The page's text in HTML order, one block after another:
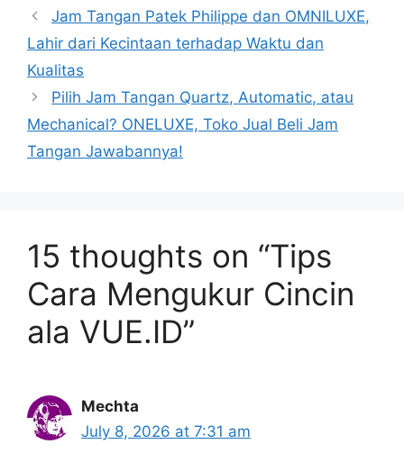
Jam Tangan Patek Philippe dan OMNILUXE,
Lahir dari Kecintaan terhadap Waktu dan
Kualitas
Pilih Jam Tangan Quartz, Automatic, atau
Mechanical? ONELUXE, Toko Jual Beli Jam
Tangan Jawabannya!
15 thoughts on “Tips
Cara Mengukur Cincin
ala VUE.ID”
Mechta
July 8, 2026 at 7:31 am